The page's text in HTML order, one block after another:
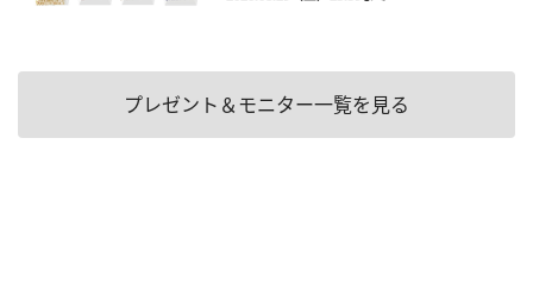
プレゼント＆モニター一覧を見る